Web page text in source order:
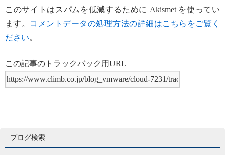
このサイトはスパムを低減するために Akismet を使ってい
ます。 コメントデータの処理方法の詳細はこちらをご覧く
ださい。
この記事のトラックバック用URL
ブログ検索